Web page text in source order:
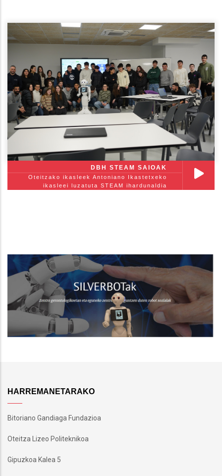
DBH STEAM SAIOAK
Oteitzako ikasleek Antoniano Ikastetxeko
ikasleei luzatuta STEAM ihardunaldia
HARREMANETARAKO
Bitoriano Gandiaga Fundazioa
Oteitza Lizeo Politeknikoa
Gipuzkoa Kalea 5